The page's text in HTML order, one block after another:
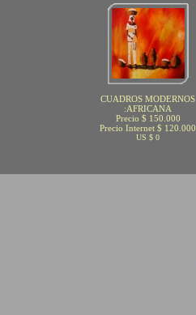
CUADROS MODERNOS
:AFRICANA
Precio $ 150.000
Precio Internet $ 120.000
US $ 0